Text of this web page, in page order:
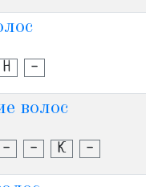
Н -
волос
- - К -